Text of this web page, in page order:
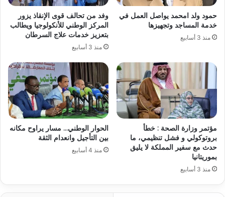
حمود ولد امحمد يواصل العمل في
خدمة المساجد وتجهيزها
منذ 3 أسابيع
وفد من تحالف قوى الإنقاذ يزور
المركز الوطني للأنكولوجيا ويطالب
بتعزيز خدمات علاج السرطان
منذ 3 أسابيع
مؤتمر وزارة الصحة : خطأ
بروتوكولي و فشل تنظيمي، ما
حدث مع سفير المملكة لا يليق
بموريتانيا
منذ 3 أسابيع
الحوار الوطني… مسار يراوح مكانه
بين التأجيل وانعدام الثقة
منذ 4 أسابيع